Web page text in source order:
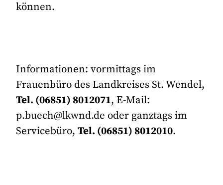
können.
Informationen: vormittags im
Frauenbüro des Landkreises St. Wendel,
Tel. (06851) 8012071, E-Mail:
p.buech@lkwnd.de oder ganztags im
Servicebüro,Tel. (06851) 8012010.